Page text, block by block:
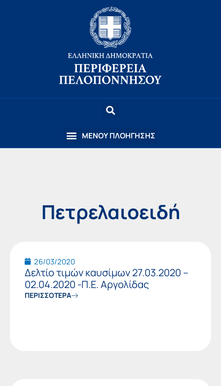
Πετρελαιοειδή
26/03/2020
Δελτίο τιμών καυσίμων 27.03.2020 –
02.04.2020 -Π.Ε. Αργολίδας
ΠΕΡΙΣΣΟΤΕΡΑ